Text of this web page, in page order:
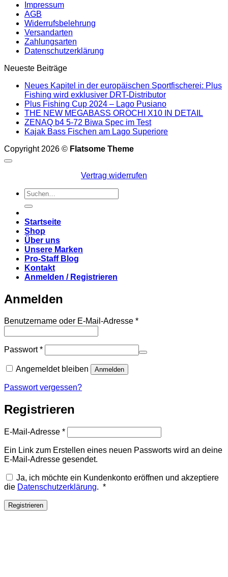
Impressum
AGB
Widerrufsbelehrung
Versandarten
Zahlungsarten
Datenschutzerklärung
Neueste Beiträge
Neues Kapitel in der europäischen Sportfischerei: Plus
Fishing wird exklusiver DRT-Distributor
Plus Fishing Cup 2024 – Lago Pusiano
THE NEW MEGABASS OROCHI X10 IN DETAIL
ZENAQ b4 5-72 Biwa Spec im Test
Kajak Bass Fischen am Lago Superiore
Copyright 2026 © Flatsome Theme
Vertrag widerrufen
Suchen
nach:
Startseite
Shop
Über uns
Unsere Marken
Pro-Staff Blog
Kontakt
Anmelden / Registrieren
Anmelden
Benutzername oder E-Mail-Adresse *Erforderlich
Passwort*Erforderlich
Angemeldet bleiben Anmelden
Passwort vergessen?
Registrieren
E-Mail-Adresse *Erforderlich
Ein Link zum Erstellen eines neuen Passworts wird an deine
E-Mail-Adresse gesendet.
Ja, ich möchte ein Kundenkonto eröffnen und akzeptiere
die Datenschutzerklärung. *Erforderlich
Registrieren